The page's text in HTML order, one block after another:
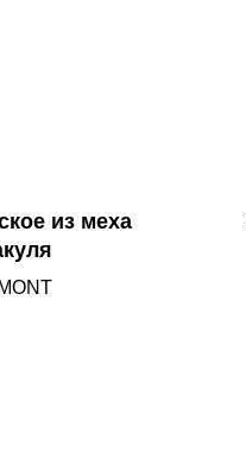
из меха